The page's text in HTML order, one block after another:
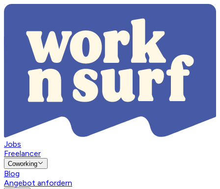
Jobs
Freelancer
Coworking
Blog
Angebot anfordern